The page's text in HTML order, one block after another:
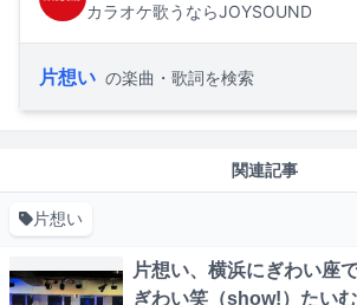
カラオケ歌うならJOYSOUND
片想い の楽曲・歌詞を検索
関連記事
片想い
片想い、横浜にぎわい座
ぎわい笑（show!）たい